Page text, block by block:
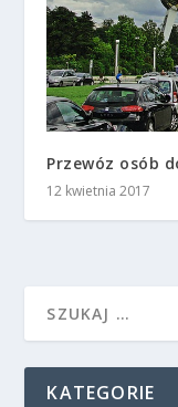
Przewóz osób
12 kwietnia 2017
KATEGORIE